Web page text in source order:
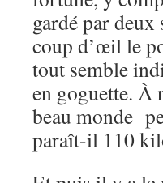
gardé par deux
coup d’œil le
tout semble
en goguette. À
beau monde
paraît-il 110